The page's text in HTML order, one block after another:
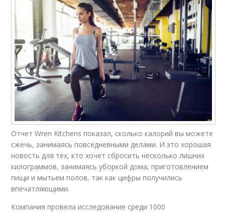
Отчет Wren Kitchens показал, сколько калорий вы можете
сжечь, занимаясь повседневными делами. И это хорошая
новость для тех, кто хочет сбросить несколько лишних
килограммов, занимаясь уборкой дома, приготовлением
пищи и мытьем полов, так как цифры получились
впечатляющими.
Компания провела исследование среди 1000